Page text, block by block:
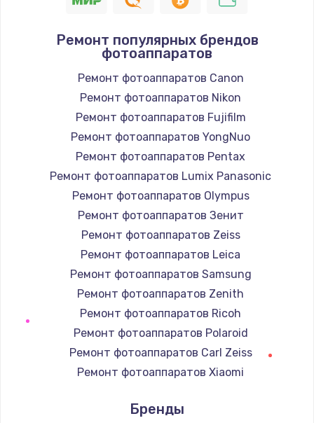
1400 руб.
Заказать
Замена / ремонт электронного модуля
управления
Заказать
Замена конфорки
Заказать
Замена платы сенсора
Заказать
Ремонт популярных брендов
фотоаппаратов
Ремонт фотоаппаратов Canon
Ремонт фотоаппаратов Nikon
Ремонт фотоаппаратов Fujifilm
Ремонт фотоаппаратов YongNuo
Ремонт фотоаппаратов Pentax
Ремонт фотоаппаратов Lumix Panasonic
Ремонт фотоаппаратов Olympus
Ремонт фотоаппаратов Зенит
Ремонт фотоаппаратов Zeiss
Ремонт фотоаппаратов Leica
Ремонт фотоаппаратов Samsung
Ремонт фотоаппаратов Zenith
Ремонт фотоаппаратов Ricoh
Ремонт фотоаппаратов Polaroid
Ремонт фотоаппаратов Carl Zeiss
Ремонт фотоаппаратов Xiaomi
Ремонт фотоаппаратов Kodak
Бренды